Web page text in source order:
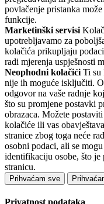
povlačenje pristanka
funkcije.
Marketinški servisi
upotrebljavamo za
kolačića prikupljaju
radi mjerenja uspješnosti
Neophodni kolačići Ti su
nije ih moguće isključiti.
odgovor na vaše radnje
što su promjene postavki
obrazaca. Možete
kolačiće ili vas
stranice zbog toga neće
osobni podaci, ali se
identifikaciju osobe, što
stranicu.
Prihvaćam sve